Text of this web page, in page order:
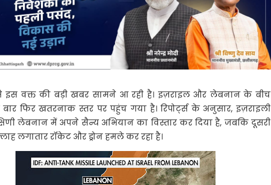
इस वक्त की बड़ी खबर सामने आ रही है। इज़राइल और लेबनान के बीच
फिर खतरनाक स्तर पर पहुंच गया है। रिपोर्ट्स के अनुसार, इज़राइली
लेबनान में अपने सैन्य अभियान का विस्तार कर दिया है, जबकि दूसरी
लगातार रॉकेट और ड्रोन हमले कर रहा है।